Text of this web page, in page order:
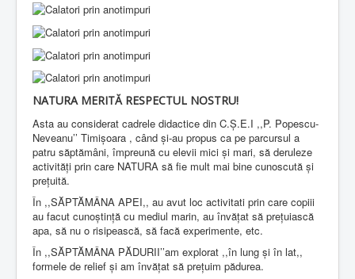
NATURA MERITĂ RESPECTUL NOSTRU!
Asta au considerat cadrele didactice din C.Ș.E.I ,,P. Popescu-
Neveanu’’ Timișoara , când și-au propus ca pe parcursul a
patru săptămâni, împreună cu elevii mici și mari, să deruleze
activități prin care NATURA să fie mult mai bine cunoscută și
prețuită.
În ,,SĂPTĂMÂNA APEI,, au avut loc activitati prin care copiii
au facut cunoștință cu mediul marin, au învățat să prețuiască
apa, să nu o risipească, să facă experimente, etc.
În ,,SĂPTĂMÂNA PĂDURII’’am explorat ,,în lung și în lat,,
formele de relief și am învățat să prețuim pădurea.